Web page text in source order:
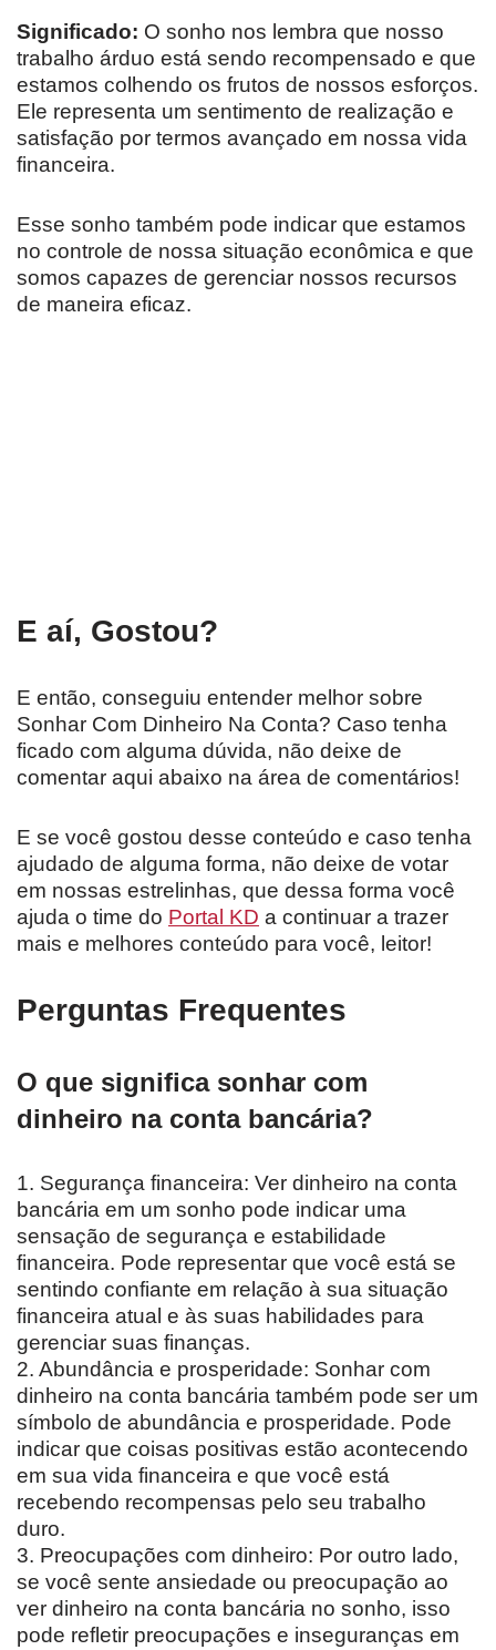
Significado: O sonho nos lembra que nosso
trabalho árduo está sendo recompensado e que
estamos colhendo os frutos de nossos esforços.
Ele representa um sentimento de realização e
satisfação por termos avançado em nossa vida
financeira.
Esse sonho também pode indicar que estamos
no controle de nossa situação econômica e que
somos capazes de gerenciar nossos recursos
de maneira eficaz.
E aí, Gostou?
E então, conseguiu entender melhor sobre
Sonhar Com Dinheiro Na Conta? Caso tenha
ficado com alguma dúvida, não deixe de
comentar aqui abaixo na área de comentários!
E se você gostou desse conteúdo e caso tenha
ajudado de alguma forma, não deixe de votar
em nossas estrelinhas, que dessa forma você
ajuda o time do Portal KD a continuar a trazer
mais e melhores conteúdo para você, leitor!
Perguntas Frequentes
O que significa sonhar com
dinheiro na conta bancária?
1. Segurança financeira: Ver dinheiro na conta
bancária em um sonho pode indicar uma
sensação de segurança e estabilidade
financeira. Pode representar que você está se
sentindo confiante em relação à sua situação
financeira atual e às suas habilidades para
gerenciar suas finanças.
2. Abundância e prosperidade: Sonhar com
dinheiro na conta bancária também pode ser um
símbolo de abundância e prosperidade. Pode
indicar que coisas positivas estão acontecendo
em sua vida financeira e que você está
recebendo recompensas pelo seu trabalho
duro.
3. Preocupações com dinheiro: Por outro lado,
se você sente ansiedade ou preocupação ao
ver dinheiro na conta bancária no sonho, isso
pode refletir preocupações e inseguranças em